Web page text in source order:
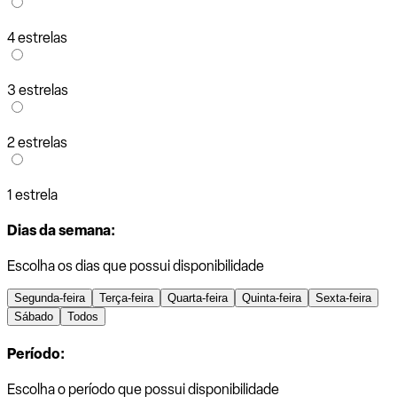
4 estrelas
3 estrelas
2 estrelas
1 estrela
Dias da semana:
Escolha os dias que possui disponibilidade
Segunda-feira Terça-feira Quarta-feira Quinta-feira
Sexta-feira
Sábado
Todos
Período:
Escolha o período que possui disponibilidade